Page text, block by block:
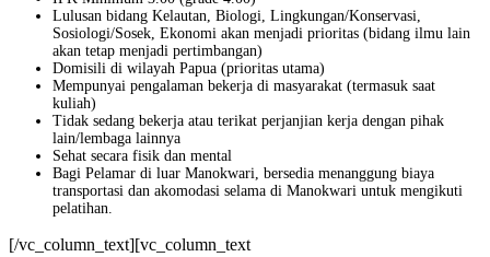
Lulusan bidang Kelautan, Biologi, Lingkungan/Konservasi,
Sosiologi/Sosek, Ekonomi akan menjadi prioritas (bidang ilmu lain
akan tetap menjadi pertimbangan)
Domisili di wilayah Papua (prioritas utama)
Mempunyai pengalaman bekerja di masyarakat (termasuk saat
kuliah)
Tidak sedang bekerja atau terikat perjanjian kerja dengan pihak
lain/lembaga lainnya
Sehat secara fisik dan mental
Bagi Pelamar di luar Manokwari, bersedia menanggung biaya
transportasi dan akomodasi selama di Manokwari untuk mengikuti
pelatihan.
[/vc_column_text][vc_column_text